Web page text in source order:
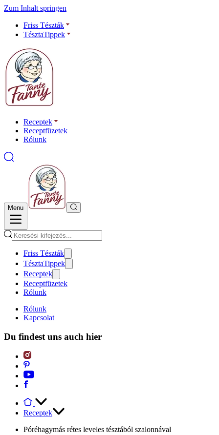
Zum Inhalt springen
Friss Tészták
TésztaTippek
Receptek
Receptfüzetek
Rólunk
Menu
Friss Tészták
TésztaTippek
Receptek
Receptfüzetek
Rólunk
Rólunk
Kapcsolat
Du findest uns auch hier
Receptek
Póréhagymás rétes leveles tésztából szalonnával